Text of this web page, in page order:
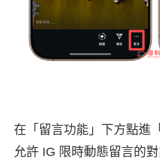
在「留言功能」下方點進「
允許 IG 限時動態留言的對